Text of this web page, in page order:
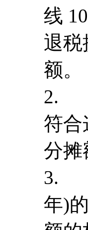
线
退税
额。
2.
符合
分摊
3.
年)